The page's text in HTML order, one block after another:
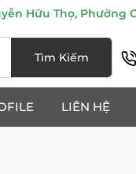
Hữu Thọ, Phường
Tìm Kiếm
LIÊN HỆ